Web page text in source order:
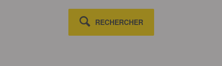
RECHERCHER